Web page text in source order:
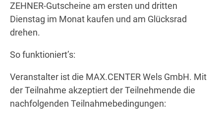
ZEHNER-Gutscheine am ersten und dritten
Dienstag im Monat kaufen und am Glücksrad
drehen.
So funktioniert’s:
Veranstalter ist die MAX.CENTER Wels GmbH. Mit
der Teilnahme akzeptiert der Teilnehmende die
nachfolgenden Teilnahmebedingungen: